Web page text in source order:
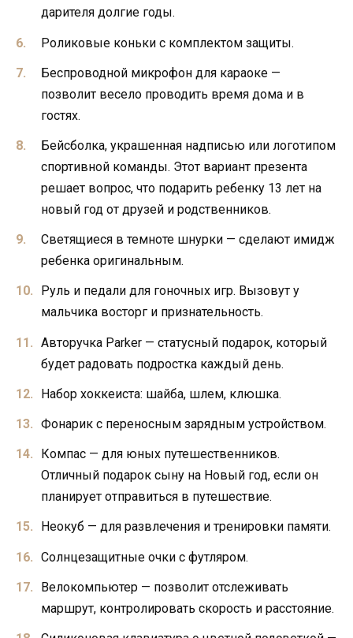
дарителя долгие годы.
Роликовые коньки с комплектом защиты.
Беспроводной микрофон для караоке —
позволит весело проводить время дома и в
гостях.
Бейсболка, украшенная надписью или логотипом
спортивной команды. Этот вариант презента
решает вопрос, что подарить ребенку 13 лет на
новый год от друзей и родственников.
Светящиеся в темноте шнурки — сделают имидж
ребенка оригинальным.
Руль и педали для гоночных игр. Вызовут у
мальчика восторг и признательность.
Авторучка Parker — статусный подарок, который
будет радовать подростка каждый день.
Набор хоккеиста: шайба, шлем, клюшка.
Фонарик с переносным зарядным устройством.
Компас — для юных путешественников.
Отличный подарок сыну на Новый год, если он
планирует отправиться в путешествие.
Неокуб — для развлечения и тренировки памяти.
Солнцезащитные очки с футляром.
Велокомпьютер — позволит отслеживать
маршрут, контролировать скорость и расстояние.